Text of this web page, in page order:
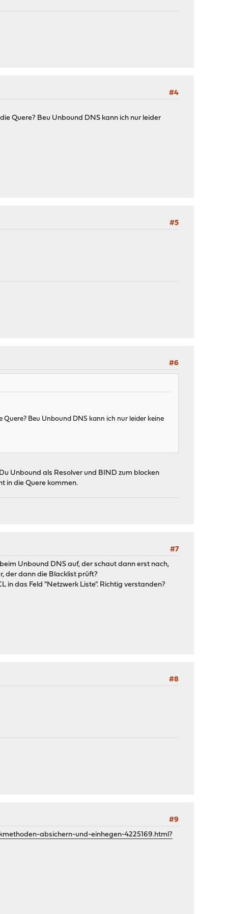
#4
Quere? Beu Unbound DNS kann ich nur leider
#5
#6
Beu Unbound DNS kann ich nur leider keine
Unbound als Resolver und BIND zum blocken
in die Quere kommen.
#7
Unbound DNS auf, der schaut dann erst nach,
der dann die Blacklist prüft?
in das Feld "Netzwerk Liste". Richtig verstanden?
#8
#9
absichern-und-einhegen-4225169.html?